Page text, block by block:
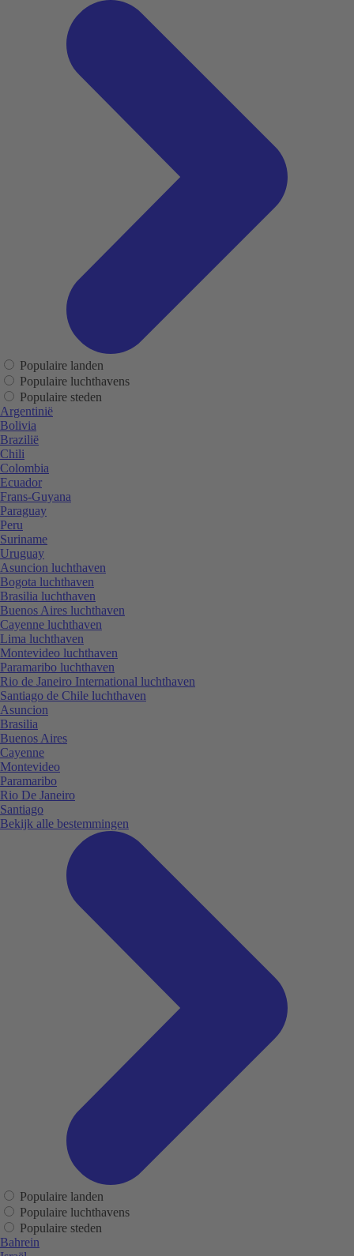
Populaire landen
Populaire luchthavens
Populaire steden
Argentinië
Bolivia
Brazilië
Chili
Colombia
Ecuador
Frans-Guyana
Paraguay
Peru
Suriname
Uruguay
Asuncion luchthaven
Bogota luchthaven
Brasilia luchthaven
Buenos Aires luchthaven
Cayenne luchthaven
Lima luchthaven
Montevideo luchthaven
Paramaribo luchthaven
Rio de Janeiro International luchthaven
Santiago de Chile luchthaven
Asuncion
Brasilia
Buenos Aires
Cayenne
Montevideo
Paramaribo
Rio De Janeiro
Santiago
Bekijk alle bestemmingen
Populaire landen
Populaire luchthavens
Populaire steden
Bahrein